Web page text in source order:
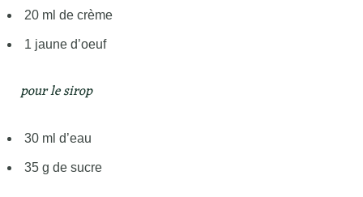
20 ml de crème
1 jaune d’oeuf
pour le sirop
30 ml d’eau
35 g de sucre